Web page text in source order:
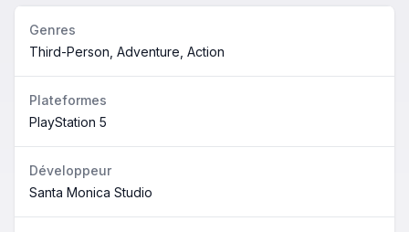
Genres
Third-Person, Adventure, Action
Plateformes
PlayStation 5
Développeur
Santa Monica Studio